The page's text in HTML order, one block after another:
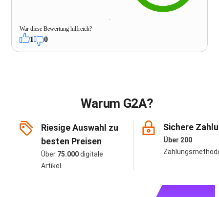
War diese Bewertung hilfreich?
1 0
Warum G2A?
Riesige Auswahl zu
besten Preisen
Über 75.000digitale
Artikel
Sichere
Über 200